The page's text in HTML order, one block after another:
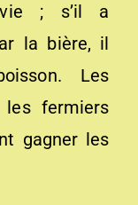
vie ; s’il a
la bière, il
Les
fermiers
gagner les